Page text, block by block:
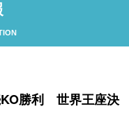
KO勝利 世界王座決